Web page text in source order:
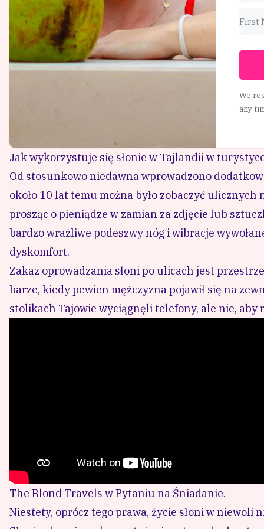
We
any
Jak wykorzystuje się słonie w Tajlandii w
Od stosunkowo niedawna wprowadzono
około 10 lat temu można było zobaczyć
prosząc o pieniądze w zamian za zdjęcie lub
bardzo wrażliwe podeszwy nóg i wibracje
dyskomfort.
Zakaz oprowadzania słoni po ulicach jest
barze, kiedy pewien mężczyzna pojawił się na
stolikach Tajowie wyciągnęli telefony, ale nie, aby
The Blond Travels w Pytaniu na Śniadanie.
Niestety, oprócz tego prawa, życie słoni w niewoli